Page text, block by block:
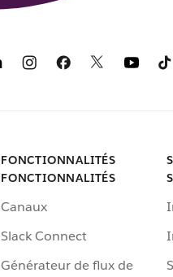
FONCTIONNALITÉS
FONCTIONNALITÉS
Canaux
Slack Connect
Générateur de flux de